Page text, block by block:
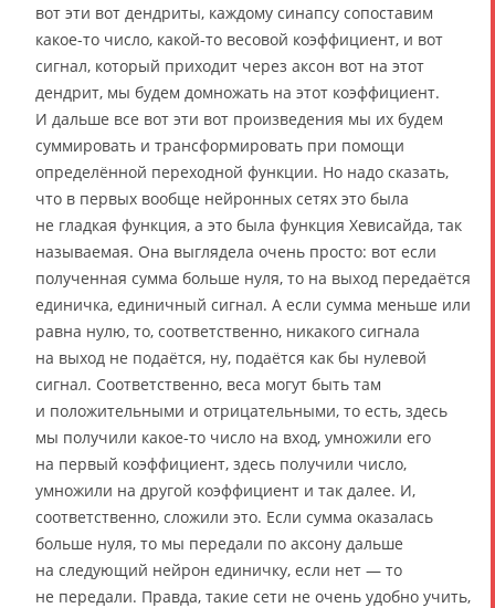
вот эти вот дендриты, каждому синапсу сопоставим
какое-то число, какой-то весовой коэффициент, и вот
сигнал, который приходит через аксон вот на этот
дендрит, мы будем домножать на этот коэффициент.
И дальше все вот эти вот произведения мы их будем
суммировать и трансформировать при помощи
определённой переходной функции. Но надо сказать,
что в первых вообще нейронных сетях это была
не гладкая функция, а это была функция Хевисайда, так
называемая. Она выглядела очень просто: вот если
полученная сумма больше нуля, то на выход передаётся
единичка, единичный сигнал. А если сумма меньше или
равна нулю, то, соответственно, никакого сигнала
на выход не подаётся, ну, подаётся как бы нулевой
сигнал. Соответственно, веса могут быть там
и положительными и отрицательными, то есть, здесь
мы получили какое-то число на вход, умножили его
на первый коэффициент, здесь получили число,
умножили на другой коэффициент и так далее. И,
соответственно, сложили это. Если сумма оказалась
больше нуля, то мы передали по аксону дальше
на следующий нейрон единичку, если нет — то
не передали. Правда, такие сети не очень удобно учить,